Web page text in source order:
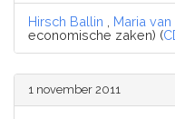
Hirsch Ballin Maria
economische zaken) (
1 november 2011